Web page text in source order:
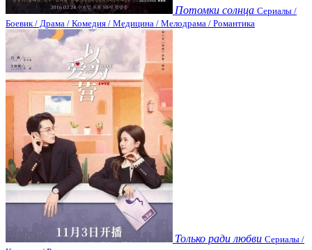
Потомки солнца Сериалы /
Боевик / Драма / Комедия / Медицина / Мелодрама / Романтика
Только ради любви Сериалы /